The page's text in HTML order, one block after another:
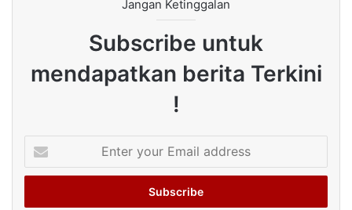
Jangan Ketinggalan
Subscribe untuk
mendapatkan berita Terkini
!
your
Email